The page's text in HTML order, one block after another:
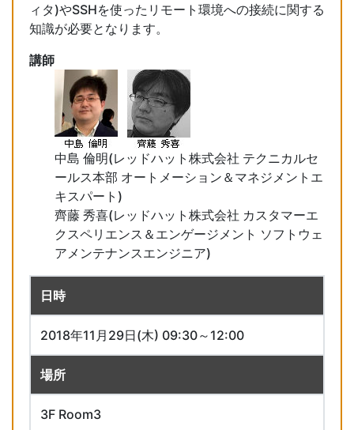
ィタ)やSSHを使ったリモート環境への接続に関する
知識が必要となります。
講師
中島 倫明(レッドハット株式会社 テクニカルセ
ールス本部 オートメーション＆マネジメントエ
キスパート)
齊藤 秀喜(レッドハット株式会社 カスタマーエ
クスペリエンス＆エンゲージメント ソフトウェ
アメンテナンスエンジニア)
日時
2018年11月29日(木) 09:30～12:00
場所
3F Room3